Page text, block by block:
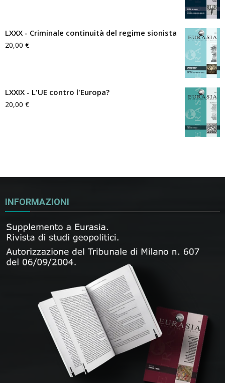
LXXX - Criminale continuità del regime sionista
20,00 €
LXXIX - L'UE contro l'Europa?
20,00 €
INFORMAZIONI